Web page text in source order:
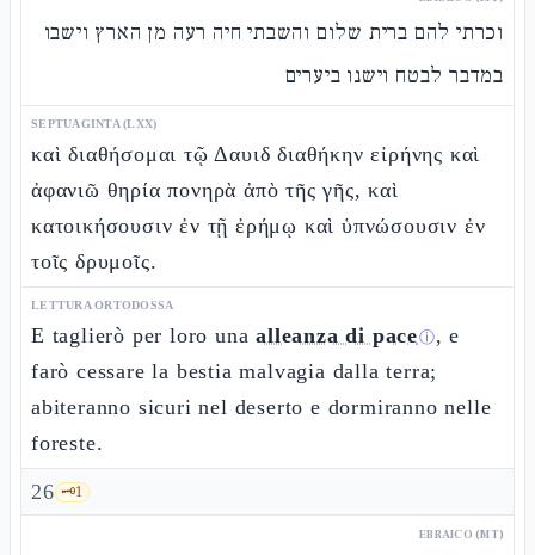
וכרתי להם ברית שלום והשבתי חיה רעה מן הארץ וישבו
במדבר לבטח וישנו ביערים
SEPTUAGINTA (LXX)
καὶ διαθήσομαι τῷ Δαυιδ διαθήκην εἰρήνης καὶ
ἀφανιῶ θηρία πονηρὰ ἀπὸ τῆς γῆς, καὶ
κατοικήσουσιν ἐν τῇ ἐρήμῳ καὶ ὑπνώσουσιν ἐν
τοῖς δρυμοῖς.
LETTURA ORTODOSSA
E taglierò per loro unaalleanza di paceⓘ, e
farò cessare la bestia malvagia dalla terra;
abiteranno sicuri nel deserto e dormiranno nelle
foreste.
26 🗝️1
EBRAICO (MT)